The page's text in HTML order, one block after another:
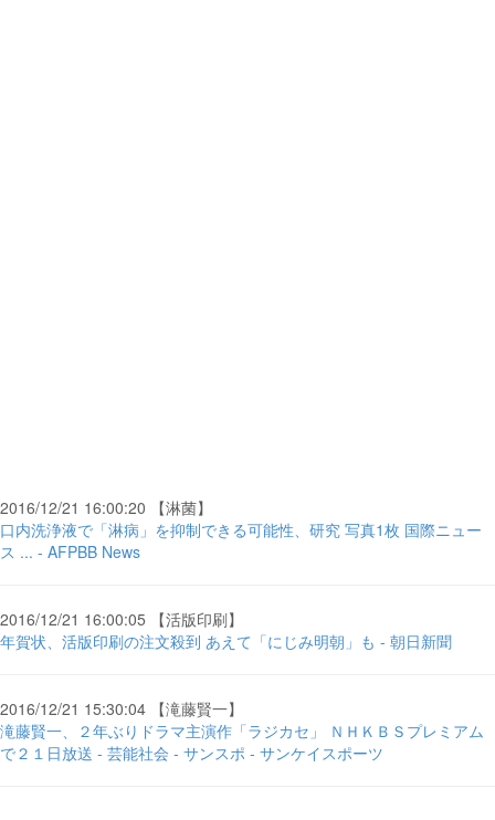
2016/12/21 16:00:20 【淋菌】
口内洗浄液で「淋病」を抑制できる可能性、研究 写真1枚 国際ニュー
ス ... - AFPBB News
2016/12/21 16:00:05 【活版印刷】
年賀状、活版印刷の注文殺到 あえて「にじみ明朝」も - 朝日新聞
2016/12/21 15:30:04 【滝藤賢一】
滝藤賢一、２年ぶりドラマ主演作「ラジカセ」 ＮＨＫＢＳプレミアム
で２１日放送 - 芸能社会 - サンスポ - サンケイスポーツ